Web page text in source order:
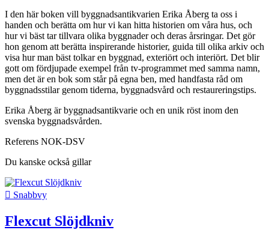
I den här boken vill byggnadsantikvarien Erika Åberg ta oss i
handen och berätta om hur vi kan hitta historien om våra hus, och
hur vi bäst tar tillvara olika byggnader och deras årsringar. Det gör
hon genom att berätta inspirerande historier, guida till olika arkiv och
visa hur man bäst tolkar en byggnad, exteriört och interiört. Det blir
gott om fördjupade exempel från tv-programmet med samma namn,
men det är en bok som står på egna ben, med handfasta råd om
byggnadsstilar genom tiderna, byggnadsvård och restaureringstips.
Erika Åberg är byggnadsantikvarie och en unik röst inom den
svenska byggnadsvården.
Referens NOK-DSV
Du kanske också gillar
 Snabbvy
Flexcut Slöjdkniv